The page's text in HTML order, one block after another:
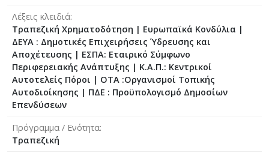
Λέξεις κλειδιά
Τραπεζική Χρηματοδότηση | Ευρωπαϊκά Κονδύλια |
ΔΕΥΑ : Δημοτικές Επιχειρήσεις Ύδρευσης και
Αποχέτευσης | ΕΣΠΑ: Εταιρικό Σύμφωνο
Περιφερειακής Ανάπτυξης | Κ.Α.Π.: Κεντρικοί
Αυτοτελείς Πόροι | ΟΤΑ :Οργανισμοί Τοπικής
Αυτοδιοίκησης | ΠΔΕ : Προϋπολογισμό Δημοσίων
Επενδύσεων
Πρόγραμμα / Ενότητα
Τραπεζική